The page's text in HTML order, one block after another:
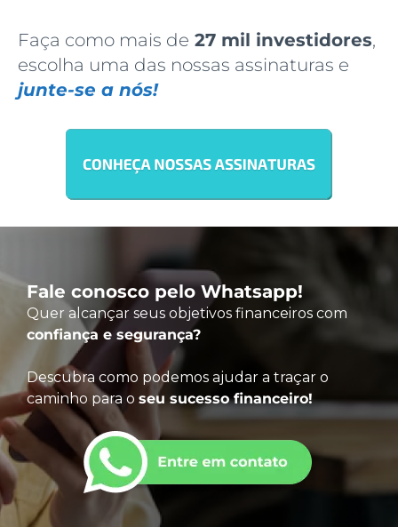
Faça como mais de 27 mil investidores,
escolha uma das nossas assinaturas e
junte-se a nós!
Fale conosco pelo Whatsapp!
Quer alcançar seus objetivos financeiros com
confiança e segurança?
Descubra como podemos ajudar a traçar o
caminho para o seu sucesso financeiro!